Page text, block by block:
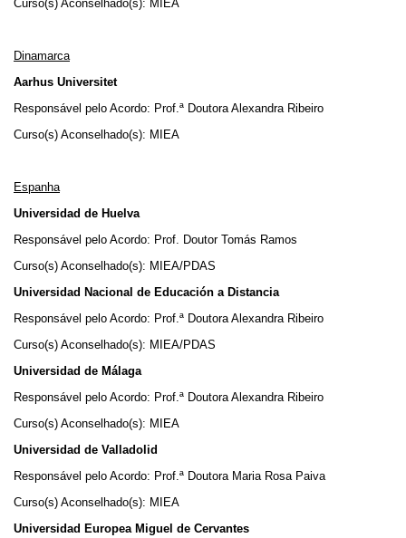
Curso(s) Aconselhado(s): MIEA
Dinamarca
Aarhus Universitet
Responsável pelo Acordo: Prof.ª Doutora Alexandra Ribeiro
Curso(s) Aconselhado(s): MIEA
Espanha
Universidad de Huelva
Responsável pelo Acordo: Prof. Doutor Tomás Ramos
Curso(s) Aconselhado(s): MIEA/PDAS
Universidad Nacional de Educación a Distancia
Responsável pelo Acordo: Prof.ª Doutora Alexandra Ribeiro
Curso(s) Aconselhado(s): MIEA/PDAS
Universidad de Málaga
Responsável pelo Acordo: Prof.ª Doutora Alexandra Ribeiro
Curso(s) Aconselhado(s): MIEA
Universidad de Valladolid
Responsável pelo Acordo: Prof.ª Doutora Maria Rosa Paiva
Curso(s) Aconselhado(s): MIEA
Universidad Europea Miguel de Cervantes